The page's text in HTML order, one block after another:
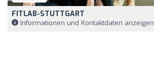
FITLAB-STUTTGART
Informationen und Kontaktdaten anzeigen